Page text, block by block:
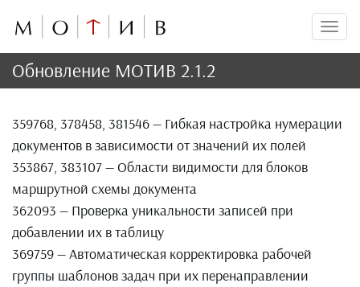
Обновление МОТИВ 2.1.2
359768, 378458, 381546 — Гибкая настройка нумерации
документов в зависимости от значений их полей
353867, 383107 — Области видимости для блоков
маршрутной схемы документа
362093 — Проверка уникальности записей при
добавлении их в таблицу
369759 — Автоматическая корректировка рабочей
группы шаблонов задач при их перенаправлении